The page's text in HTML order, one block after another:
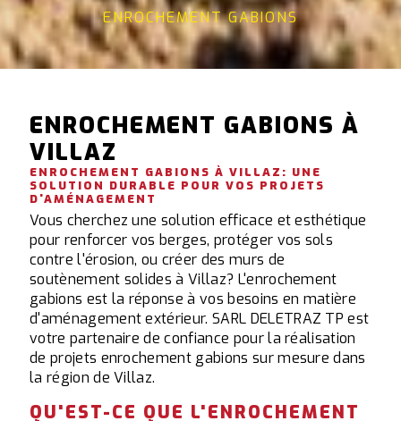
ENROCHEMENT GABIONS
ENROCHEMENT GABIONS À
VILLAZ
ENROCHEMENT GABIONS À VILLAZ: UNE
SOLUTION DURABLE POUR VOS PROJETS
D'AMÉNAGEMENT
Vous cherchez une solution efficace et esthétique
pour renforcer vos berges, protéger vos sols
contre l'érosion, ou créer des murs de
soutènement solides à Villaz? L'enrochement
gabions est la réponse à vos besoins en matière
d'aménagement extérieur. SARL DELETRAZ TP est
votre partenaire de confiance pour la réalisation
de projets enrochement gabions sur mesure dans
la région de Villaz.
QU'EST-CE QUE L'ENROCHEMENT